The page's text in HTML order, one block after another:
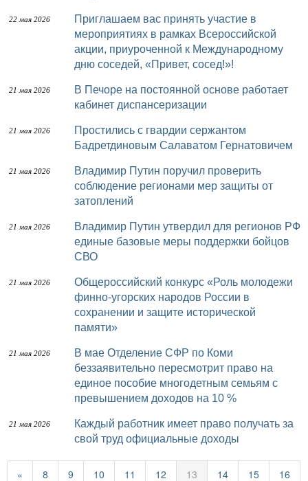
22 мая 2026
Приглашаем вас принять участие в
мероприятиях в рамках Всероссийской
акции, приуроченной к Международному
дню соседей, «Привет, сосед!»!
21 мая 2026
В Печоре на постоянной основе работает
кабинет диспансеризации
21 мая 2026
Простились с гвардии сержантом
Бадретдиновым Салаватом Гернатовичем
21 мая 2026
Владимир Путин поручил проверить
соблюдение регионами мер защиты от
затоплений
21 мая 2026
Владимир Путин утвердил для регионов РФ
единые базовые меры поддержки бойцов
СВО
21 мая 2026
Общероссийский конкурс «Роль молодежи
финно-угорских народов России в
сохранении и защите исторической
памяти»
21 мая 2026
В мае Отделение СФР по Коми
беззаявительно пересмотрит право на
единое пособие многодетным семьям с
превышением доходов на 10 %
21 мая 2026
Каждый работник имеет право получать за
свой труд официальные доходы
« 8 9 10 11 12 13 14 15 16